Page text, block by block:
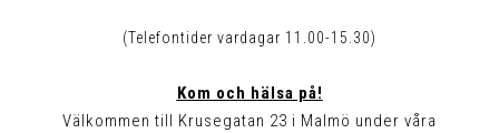
(Telefontider vardagar 11.00-15.30)
Kom och hälsa på!
Välkommen till Krusegatan 23 i Malmö under våra